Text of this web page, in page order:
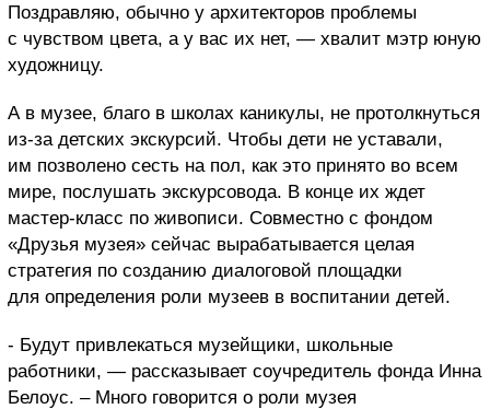
Поздравляю, обычно у архитекторов проблемы
с чувством цвета, а у вас их нет, — хвалит мэтр юную
художницу.
А в музее, благо в школах каникулы, не протолкнуться
из-за детских экскурсий. Чтобы дети не уставали,
им позволено сесть на пол, как это принято во всем
мире, послушать экскурсовода. В конце их ждет
мастер-класс по живописи. Совместно с фондом
«Друзья музея» сейчас вырабатывается целая
стратегия по созданию диалоговой площадки
для определения роли музеев в воспитании детей.
- Будут привлекаться музейщики, школьные
работники, — рассказывает соучредитель фонда Инна
Белоус. – Много говорится о роли музея